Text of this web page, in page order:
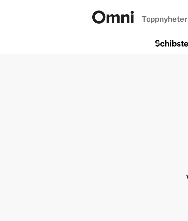
Toppnyheter